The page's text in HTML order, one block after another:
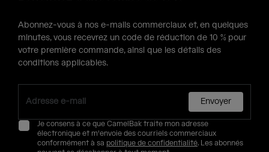
Abonnez-vous à nos e-mails commerciaux et, en quelques
minutes, vous recevrez un code de réduction de 10 % pour
votre première commande, ainsi que les détails des
conditions applicables.
Envoyer
Je consens à ce que CamelBak traite mon adresse
électronique et m'envoie des courriels commerciaux
conformément à sa politique de confidentialité. Les abonnés